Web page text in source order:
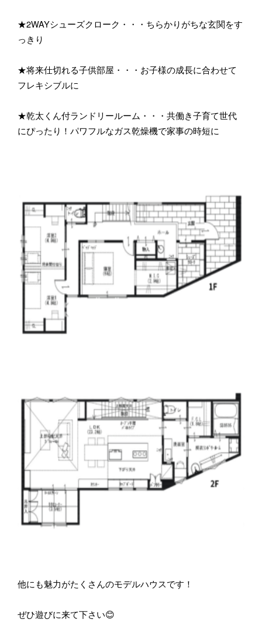
★2WAYシューズクローク・・・ちらかりがちな玄関をす
っきり
★将来仕切れる子供部屋・・・お子様の成長に合わせて
フレキシブルに
★乾太くん付ランドリールーム・・・共働き子育て世代
にぴったり！パワフルなガス乾燥機で家事の時短に
他にも魅力がたくさんのモデルハウスです！
ぜひ遊びに来て下さい😊